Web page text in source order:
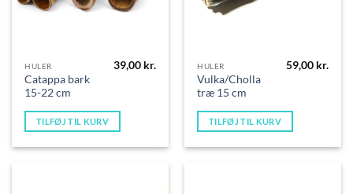
HULER
Catappa bark
15-22 cm
39,00 kr.
TILFØJ TIL KURV
HULER
Vulka/Cholla
træ 15 cm
59,00 kr.
TILFØJ TIL KURV